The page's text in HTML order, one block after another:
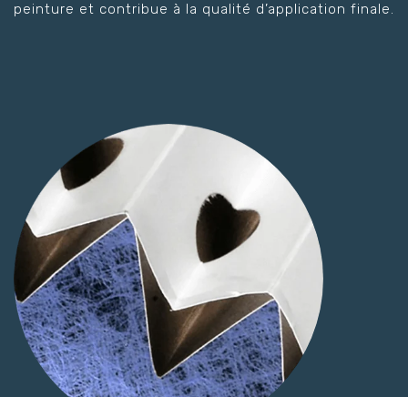
peinture et contribue à la qualité d’application finale.